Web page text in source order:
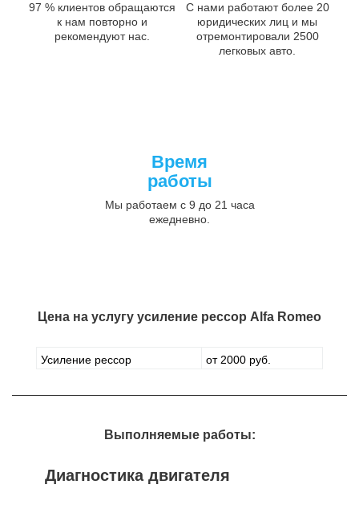
97 % клиентов обращаются
к нам повторно и
рекомендуют нас.
С нами работают более 20
юридических лиц и мы
отремонтировали 2500
легковых авто.
Время
работы
Мы работаем с 9 до 21 часа
ежедневно.
Цена на услугу усиление рессор Alfa Romeo
Усиление рессор от 2000 руб.
Выполняемые работы:
Диагностика двигателя